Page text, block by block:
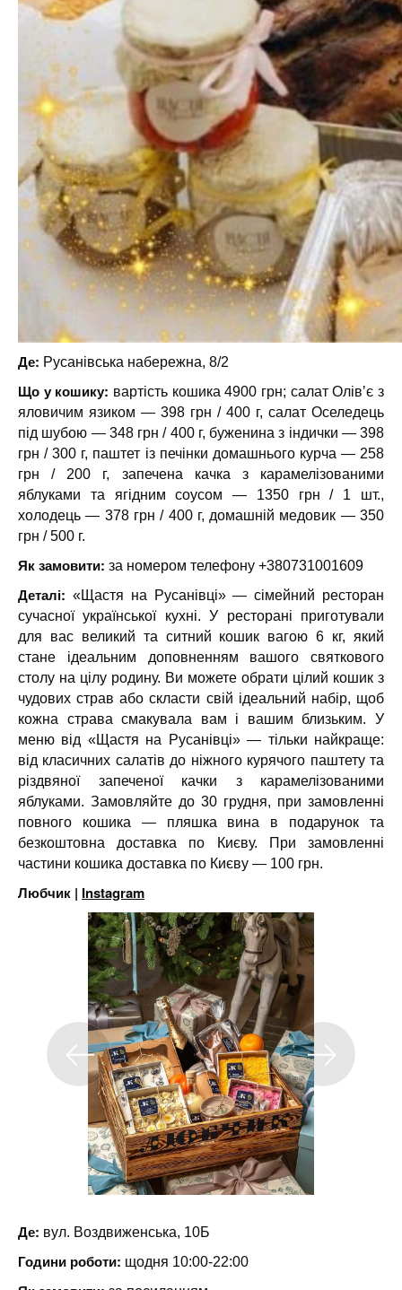
Де: Русанівська набережна, 8/2
Що у кошику: вартість кошика 4900 грн; салат Олівʼє з
яловичим язиком — 398 грн / 400 г, салат Оселедець
під шубою — 348 грн / 400 г, буженина з індички — 398
грн / 300 г, паштет із печінки домашнього курча — 258
грн / 200 г, запечена качка з карамелізованими
яблуками та ягідним соусом — 1350 грн / 1 шт.,
холодець — 378 грн / 400 г, домашній медовик — 350
грн / 500 г.
Як замовити: за номером телефону +380731001609
Деталі: «Щастя на Русанівці» — сімейний ресторан
сучасної української кухні. У ресторані приготували
для вас великий та ситний кошик вагою 6 кг, який
стане ідеальним доповненням вашого святкового
столу на цілу родину. Ви можете обрати цілий кошик з
чудових страв або скласти свій ідеальний набір, щоб
кожна страва смакувала вам і вашим близьким. У
меню від «Щастя на Русанівці» — тільки найкраще:
від класичних салатів до ніжного курячого паштету та
різдвяної запеченої качки з карамелізованими
яблуками. Замовляйте до 30 грудня, при замовленні
повного кошика — пляшка вина в подарунок та
безкоштовна доставка по Києву. При замовленні
частини кошика доставка по Києву — 100 грн.
Любчик | Instagram
Де: вул. Воздвиженська, 10Б
Години роботи: щодня 10:00-22:00